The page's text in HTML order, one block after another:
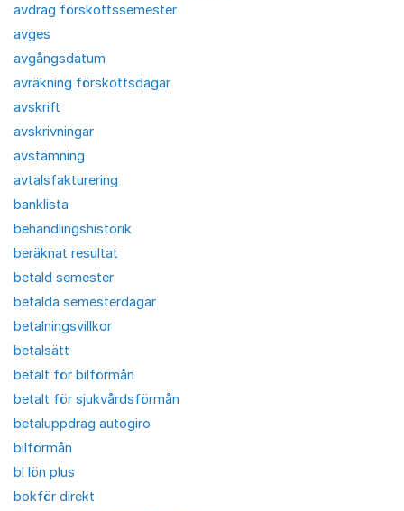
avdrag förskottssemester
avges
avgångsdatum
avräkning förskottsdagar
avskrift
avskrivningar
avstämning
avtalsfakturering
banklista
behandlingshistorik
beräknat resultat
betald semester
betalda semesterdagar
betalningsvillkor
betalsätt
betalt för bilförmån
betalt för sjukvårdsförmån
betaluppdrag autogiro
bilförmån
bl lön plus
bokför direkt